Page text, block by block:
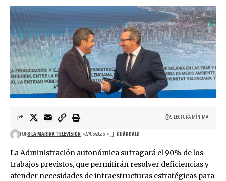
POR8 LA MARINA TELEVISIÓN 27/05/2025
9 LECTURA MÍNIMA
La Administración autonómica sufragará el 90% de los
trabajos previstos, que permitirán resolver deficiencias y
atender necesidades de infraestructuras estratégicas para